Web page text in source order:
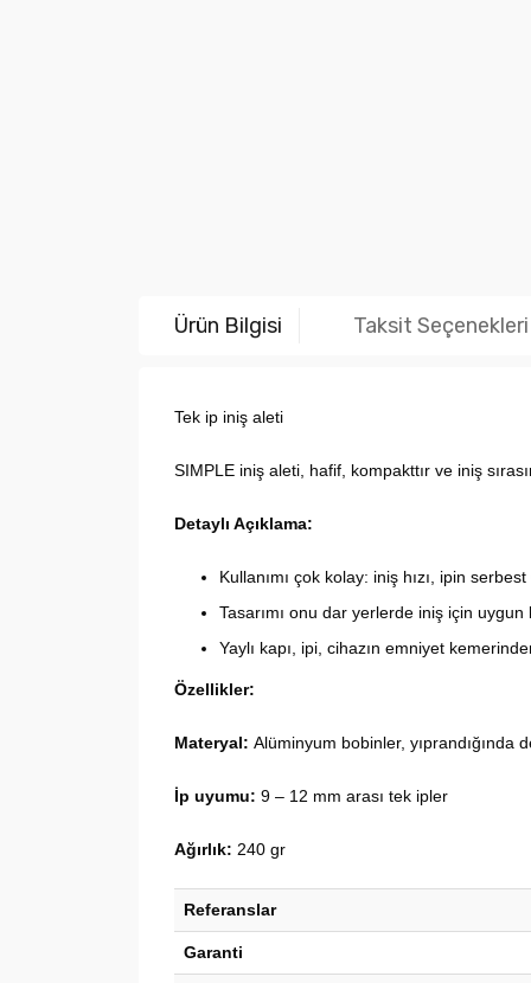
Ürün Bilgisi Taksit Seçenekleri
Tek ip iniş aleti
SIMPLE iniş aleti, hafif, kompakttır ve iniş
Detaylı Açıklama:
Kullanımı çok kolay: iniş hızı, ipin
Tasarımı onu dar yerlerde iniş için uygun
Yaylı kapı, ipi, cihazın emniyet
Özellikler:
Materyal: Alüminyum bobinler, yıprandığında
İp uyumu: 9 – 12 mm arası tek ipler
Ağırlık: 240 gr
Referanslar
Garanti